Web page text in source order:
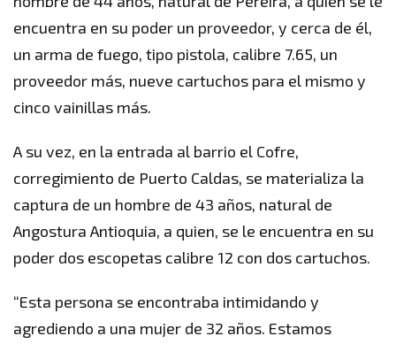
encuentra en su poder un proveedor, y cerca de él,
un arma de fuego, tipo pistola, calibre 7.65, un
proveedor más, nueve cartuchos para el mismo y
cinco vainillas más.
A su vez, en la entrada al barrio el Cofre,
corregimiento de Puerto Caldas, se materializa la
captura de un hombre de 43 años, natural de
Angostura Antioquia, a quien, se le encuentra en su
poder dos escopetas calibre 12 con dos cartuchos.
“Esta persona se encontraba intimidando y
agrediendo a una mujer de 32 años. Estamos